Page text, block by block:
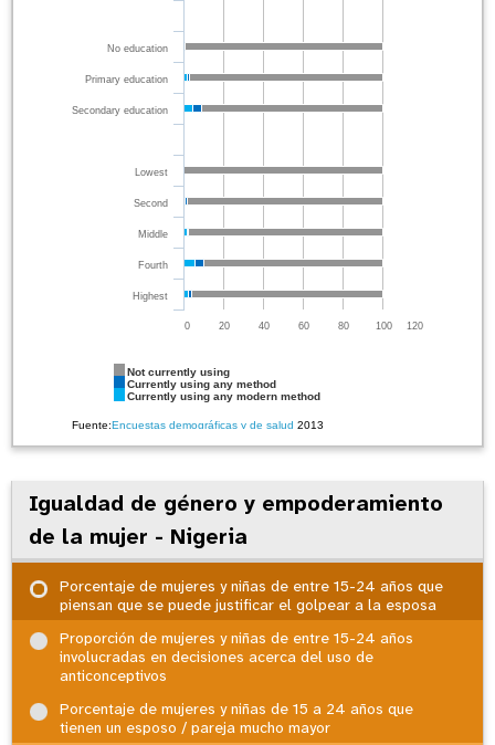
Fuente:Encuestas demográficas y de salud 2013
Not currently using
Currently using any method
Currently using any modern method
No education
Primary education
Secondary education
Lowest
Second
Middle
Fourth
Highest
0 20 40 60 80 100 120
Igualdad de género y empoderamiento
de la mujer - Nigeria
Porcentaje de mujeres y niñas de entre 15-24 años que
piensan que se puede justificar el golpear a la esposa
Proporción de mujeres y niñas de entre 15-24 años
involucradas en decisiones acerca del uso de
anticonceptivos
Porcentaje de mujeres y niñas de 15 a 24 años que
tienen un esposo / pareja mucho mayor